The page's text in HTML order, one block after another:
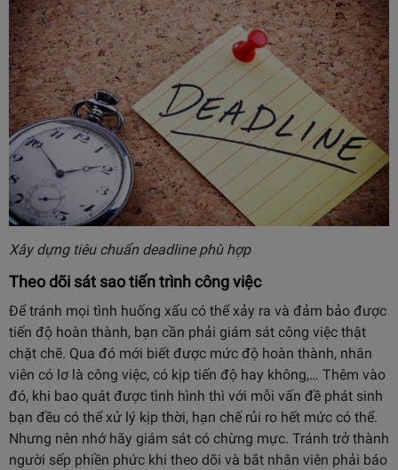
Xây dựng tiêu chuẩn deadline phù hợp
Theo dõi sát sao tiến trình công việc
Để tránh mọi tình huống xấu có thể xảy ra và đảm bảo được
tiến độ hoàn thành, bạn cần phải giám sát công việc thật
chặt chẽ. Qua đó mới biết được mức độ hoàn thành, nhân
viên có lơ là công việc, có kịp tiến độ hay không,… Thêm vào
đó, khi bao quát được tình hình thì với mỗi vấn đề phát sinh
bạn đều có thể xử lý kịp thời, hạn chế rủi ro hết mức có thể.
Nhưng nên nhớ hãy giám sát có chừng mực. Tránh trở thành
người sếp phiền phức khi theo dõi và bắt nhân viên phải báo